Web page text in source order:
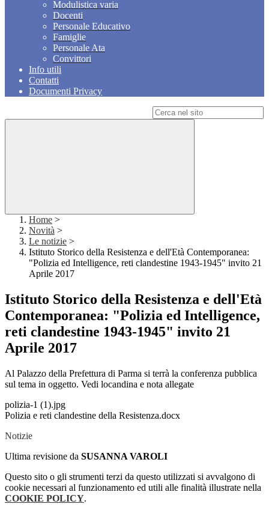
Modulistica varia
Docenti
Personale Educativo
Famiglie
Personale Ata
Convittori
Info utili
Contatti
Documenti Privacy
Home >
Novità >
Le notizie >
Istituto Storico della Resistenza e dell'Età Contemporanea:
"Polizia ed Intelligence, reti clandestine 1943-1945" invito 21
Aprile 2017
Istituto Storico della Resistenza e dell'Età
Contemporanea: "Polizia ed Intelligence,
reti clandestine 1943-1945" invito 21
Aprile 2017
Al Palazzo della Prefettura di Parma si terrà la conferenza pubblica
sul tema in oggetto. Vedi locandina e nota allegate
polizia-1 (1).jpg
Polizia e reti clandestine della Resistenza.docx
Notizie
Ultima revisione da SUSANNA VAROLI
Questo sito o gli strumenti terzi da questo utilizzati si avvalgono di
cookie necessari al funzionamento ed utili alle finalità illustrate nella
COOKIE POLICY.